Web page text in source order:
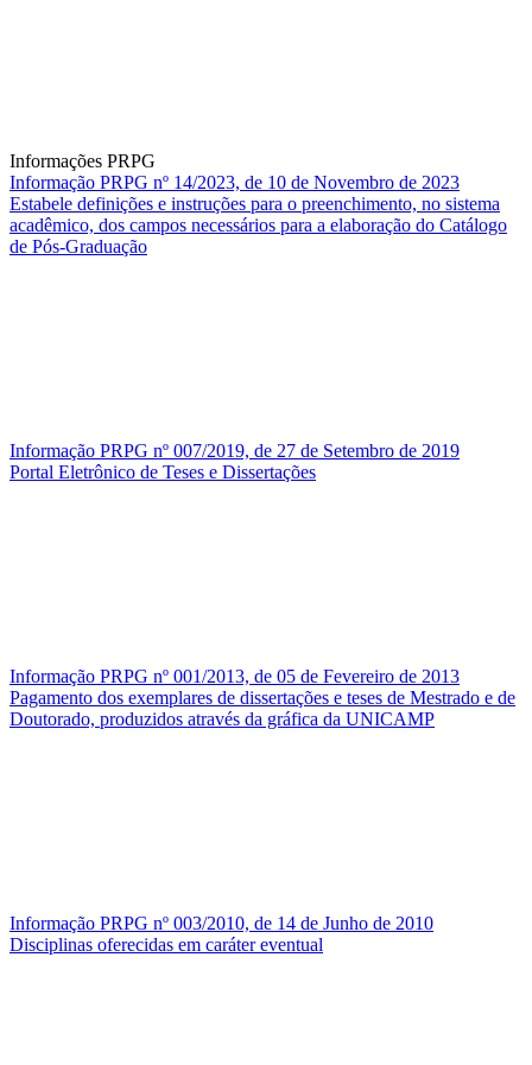
Informações PRPG
Informação PRPG nº 14/2023, de 10 de Novembro de 2023
Estabele definições e instruções para o preenchimento, no sistema
acadêmico, dos campos necessários para a elaboração do Catálogo
de Pós-Graduação
Informação PRPG nº 007/2019, de 27 de Setembro de 2019
Portal Eletrônico de Teses e Dissertações
Informação PRPG nº 001/2013, de 05 de Fevereiro de 2013
Pagamento dos exemplares de dissertações e teses de Mestrado e de
Doutorado, produzidos através da gráfica da UNICAMP
Informação PRPG nº 003/2010, de 14 de Junho de 2010
Disciplinas oferecidas em caráter eventual